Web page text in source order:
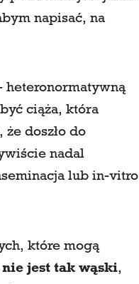
napisać, na
heteronormatywną
ciąża, która
doszło do
nadal
lub in-vitro
które mogą
jest tak wąski,